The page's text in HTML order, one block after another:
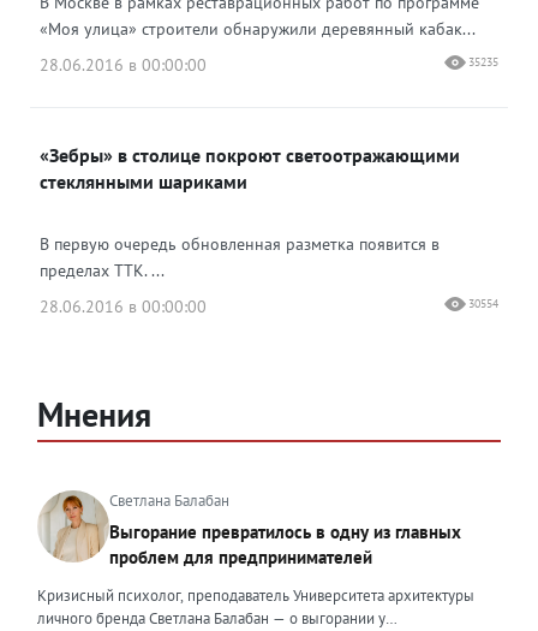
«Моя улица» строители обнаружили деревянный кабак...
28.06.2016 в 00:00:00
35235
«Зебры» в столице покроют светоотражающими
стеклянными шариками
В первую очередь обновленная разметка появится в
пределах ТТК. ...
28.06.2016 в 00:00:00
30554
Мнения
Светлана Балабан
Выгорание превратилось в одну из главных
проблем для предпринимателей
Кризисный психолог, преподаватель Университета архитектуры
личного бренда Светлана Балабан — о выгорании у